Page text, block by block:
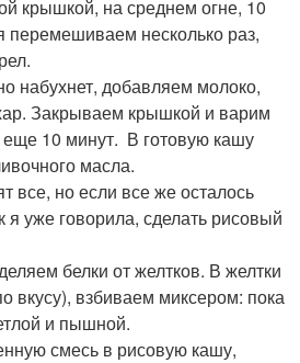
крышкой, на среднем огне, 10
перемешиваем несколько раз,
набухнет, добавляем молоко,
Закрываем крышкой и варим
10 минут. В готовую кашу
масла.
все, но если все же осталось
я уже говорила, сделать рисовый
белки от желтков. В желтки
вкусу), взбиваем миксером: пока
и пышной.
смесь в рисовую кашу,